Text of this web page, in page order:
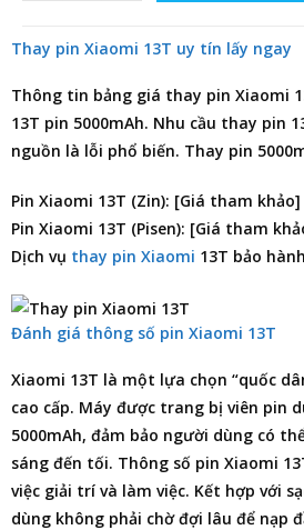
Thay pin Xiaomi 13T uy tín lấy ngay
Thông tin bảng giá thay pin Xiaomi
13T pin 5000mAh. Nhu cầu thay pin
nguồn là lỗi phổ biến. Thay pin
Pin Xiaomi 13T (Zin): [Giá tham khảo]
Pin Xiaomi 13T (Pisen): [Giá tham
Dịch vụ thay pin Xiaomi 13T bảo
Đánh giá thông số pin Xiaomi 13T
Xiaomi 13T là một lựa chọn “quốc
cao cấp. Máy được trang bị viên pin
5000mAh, đảm bảo người dùng có
sáng đến tối. Thông số pin Xiaomi
việc giải trí và làm việc. Kết hợp với
dùng không phải chờ đợi lâu để nạp